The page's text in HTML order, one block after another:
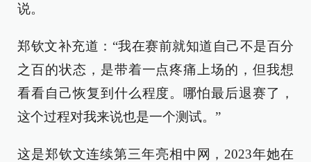
说。
郑钦文补充道：“我在赛前就知道自己不是百分
之百的状态，是带着一点疼痛上场的，但我想
看看自己恢复到什么程度。哪怕最后退赛了，
这个过程对我来说也是一个测试。”
这是郑钦文连续第三年亮相中网，2023年她在